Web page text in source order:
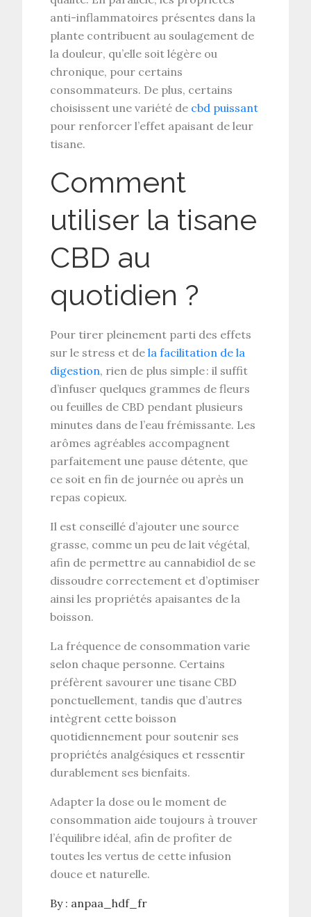
anti-inflammatoires présentes dans la
plante contribuent au soulagement de
la douleur, qu’elle soit légère ou
chronique, pour certains
consommateurs. De plus, certains
choisissent une variété de cbd puissant
pour renforcer l’effet apaisant de leur
tisane.
Comment
utiliser la tisane
CBD au
quotidien ?
Pour tirer pleinement parti des effets
sur le stress et dela facilitation de la
digestion, rien de plus simple : il suffit
d’infuser quelques grammes defleurs
ou feuilles de CBD pendant plusieurs
minutes dans de l’eau frémissante. Les
arômes agréables accompagnent
parfaitement une pause détente, que
ce soit en fin de journée ou après un
repas copieux.
Il est conseillé d’ajouter une source
grasse, comme un peu de lait végétal,
afin de permettre au cannabidiol de se
dissoudre correctement et d’optimiser
ainsi les propriétés apaisantes de la
boisson.
La fréquence de consommation varie
selon chaque personne. Certains
préfèrent savourer une tisane CBD
ponctuellement, tandis que d’autres
intègrent cette boisson
quotidiennement pour soutenir ses
propriétés analgésiques et ressentir
durablement ses bienfaits.
Adapter la dose ou le moment de
consommation aide toujours à trouver
l’équilibre idéal, afin de profiter de
toutes les vertus de cetteinfusion
douce et naturelle.
By : anpaa_hdf_fr